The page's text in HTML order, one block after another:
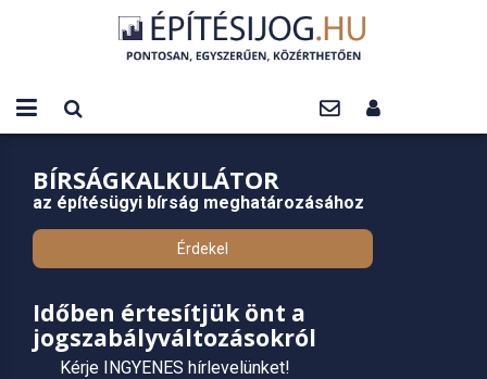
BÍRSÁGKALKULÁTOR
az építésügyi bírság meghatározásához
Érdekel
Időben értesítjük önt a
jogszabályváltozásokról
Kérje INGYENES hírlevelünket!